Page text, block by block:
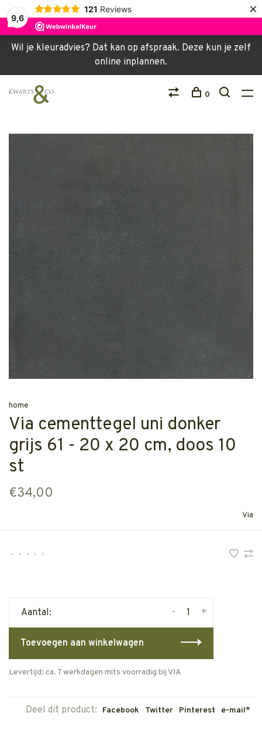
9,6
121 Reviews ×
Wil je kleuradvies? Dat kan op afspraak. Deze kun je zelf
online inplannen.
0
home
Via cementtegel uni donker
grijs 61 - 20 x 20 cm, doos 10
st
€34,00
Via
• • • • •
Aantal: +
-
Toevoegen aan winkelwagen
Levertijd: ca. 7 werkdagen mits voorradig bij VIA
Deel dit product: Facebook Twitter Pinterest e-mail*